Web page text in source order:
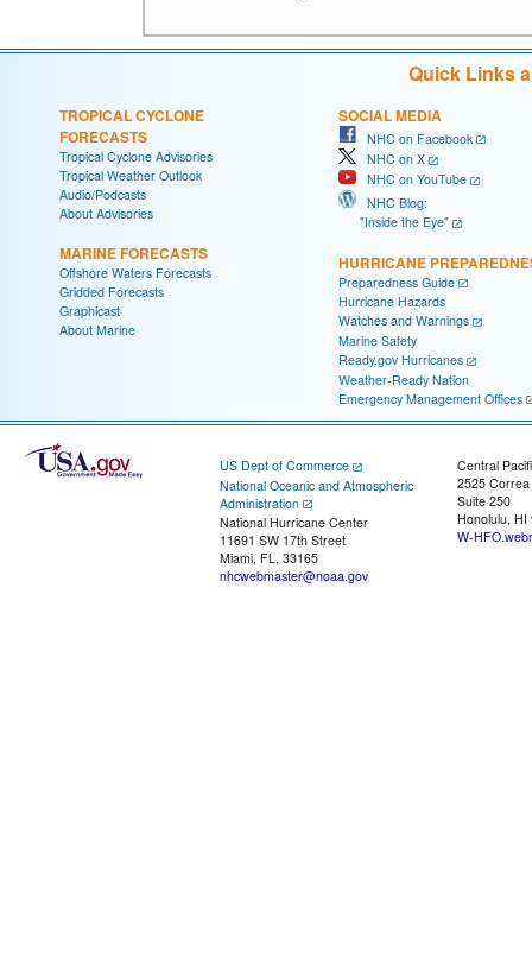
Quick Links
TROPICAL CYCLONE
FORECASTS
Tropical Cyclone Advisories
Tropical Weather Outlook
Audio/Podcasts
About Advisories
MARINE FORECASTS
Offshore Waters Forecasts
Gridded Forecasts
Graphicast
About Marine
SOCIAL MEDIA
NHC on Facebook
NHC on X
NHC on YouTube
NHC Blog:
"Inside the Eye"
HURRICANE
Preparedness Guide
Hurricane Hazards
Watches and Warnings
Marine Safety
Ready.gov Hurricanes
Weather-Ready Nation
Emergency Management Offices
US Dept of Commerce
National Oceanic and Atmospheric
Administration
National Hurricane Center
11691 SW 17th Street
Miami, FL, 33165
nhcwebmaster@noaa.gov
Central
2525
Suite 250
Honolulu, HI
W-